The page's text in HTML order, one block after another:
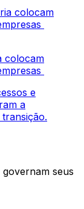
colocam
e
a
seus